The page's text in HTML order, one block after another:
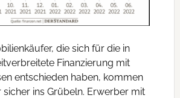
die sich für die in
Finanzierung mit
entschieden haben, kommen
ins Grübeln. Erwerber mit